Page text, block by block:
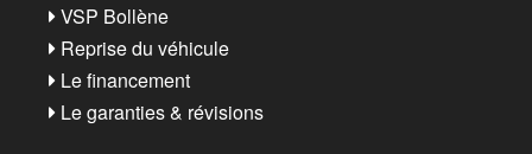
VSP Bollène
Reprise du véhicule
Le financement
Le garanties & révisions